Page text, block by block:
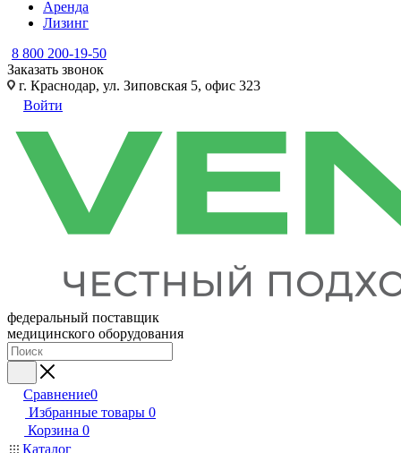
Аренда
Лизинг
8 800 200-19-50
Заказать звонок
г. Краснодар, ул. Зиповская 5, офис 323
Войти
федеральный поставщик
медицинского оборудования
Сравнение0
Избранные товары 0
Корзина 0
Каталог